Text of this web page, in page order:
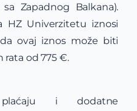
Zapadnog Balkana).
HZ Univerzitetu iznosi
ovaj iznos može biti
rata od 775 €.
i dodatne